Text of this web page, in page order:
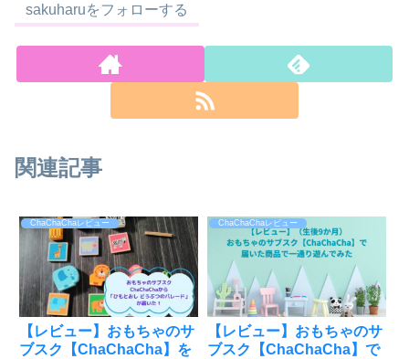
sakuharuをフォローする
関連記事
ChaChaChaレビュー
【レビュー】おもちゃのサ
ブスク【ChaChaCha】を
ChaChaChaレビュー
【レビュー】おもちゃのサ
ブスク【ChaChaCha】で